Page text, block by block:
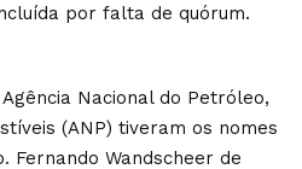
por falta de quórum.
Nacional do Petróleo,
(ANP) tiveram os nomes
Fernando Wandscheer de